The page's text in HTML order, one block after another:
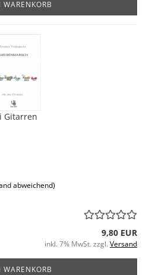
Gitarren
abweichend)
9,80 EUR
inkl. 7% MwSt. zzgl. Versand